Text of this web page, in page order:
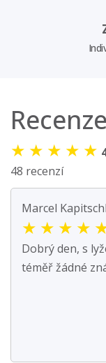
★ ★ ★ ★ ★
48 recenzí
Marcel
★ ★ ★ ★
Dobrý den, s
téměř žádné